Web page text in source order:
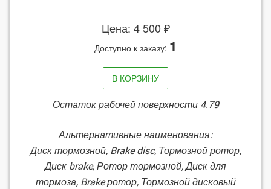
Цена: 4 500 ₽
Доступно к заказу: 1
В КОРЗИНУ
Остаток рабочей поверхности 4.79
Альтернативные наименования:
Диск тормозной, Brake disc, Тормозной ротор,
Диск brake, Ротор тормозной, Диск для
тормоза, Brake ротор, Тормозной дисковый